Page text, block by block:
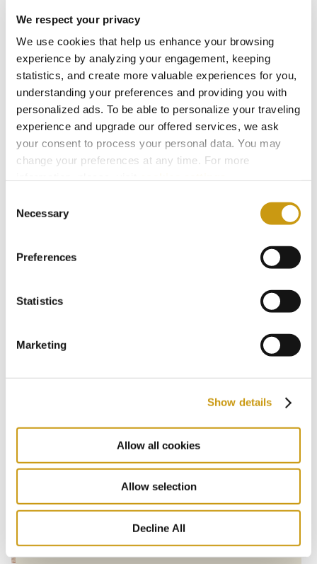
We respect your privacy
We use cookies that help us enhance your browsing
experience by analyzing your engagement, keeping
statistics, and create more valuable experiences for you,
understanding your preferences and providing you with
personalized ads. To be able to personalize your traveling
experience and upgrade our offered services, we ask
your consent to process your personal data. You may
change your preferences at any time. For more
Selection
Necessary
Preferences
Statistics
Marketing
Show details
Allow all cookies
Allow selection
Decline All
blancs Malvasia di Candia, Muscat
de Spina, Vidiano, Vilana, Vidianos,
Dafni, Athiri, Moschato Spinas et
Piltos et des rouges Kotsifali,
Liatiko et Mandilaria. En outre,
pendant la période des vendanges
en août, vous aurez la chance de
participer aux rituels authentiques
cueillette au transport vers le
raisin.